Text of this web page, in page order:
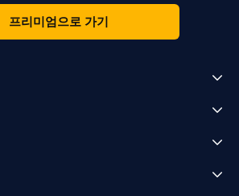
프리미엄으로 가기